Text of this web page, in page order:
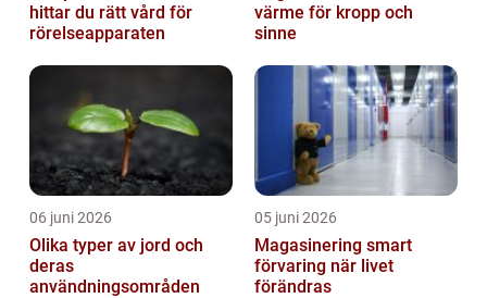
hittar du rätt vård för
rörelseapparaten
värme för kropp och
sinne
06 juni 2026
Olika typer av jord och
deras
användningsområden
05 juni 2026
Magasinering smart
förvaring när livet
förändras